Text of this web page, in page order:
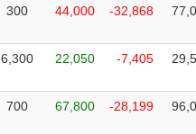
300 44,000 -32,868
6,300 22,050 -7,405
700 67,800 -28,199